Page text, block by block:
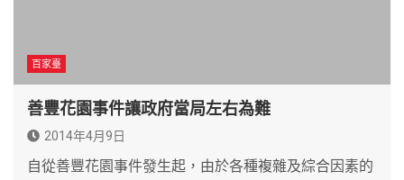
百家臺
善豐花園事件讓政府當局左右為難
2014年4月9日
自從善豐花園事件發生起，由於各種複雜及綜合因素的